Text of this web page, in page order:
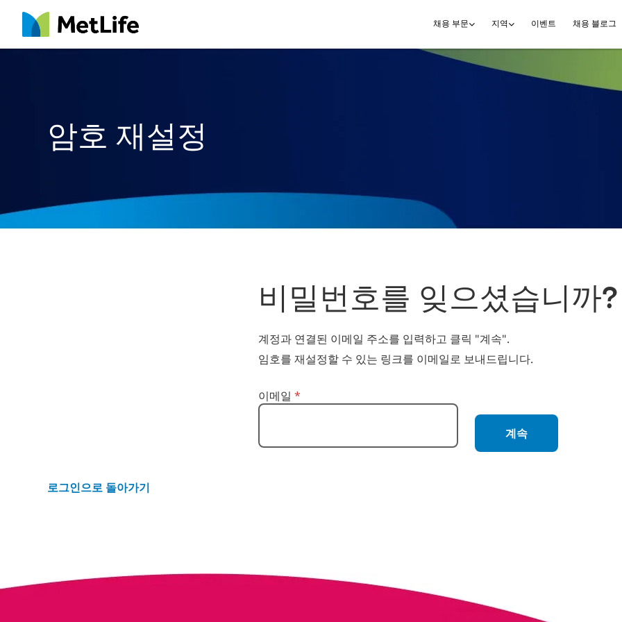
MetLife 채용 부문 지역 이벤트 채용 블로그
암호 재설정
비밀번호를 잊으셨습니까?
계정과 연결된 이메일 주소를 입력하고 클릭 "계속".
임호를 재설정할 수 있는 링크를 이메일로 보내드립니다.
이메일로 암호 재설정
이메일 *
계속
로그인으로 돌아가기